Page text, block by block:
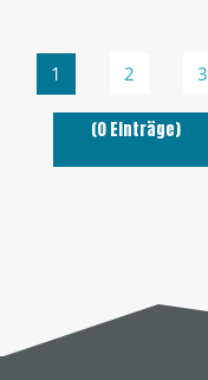
1 2 3
(0 Einträge)